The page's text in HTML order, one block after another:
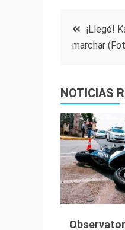
¡Llegó!
marchar
NOTICIAS